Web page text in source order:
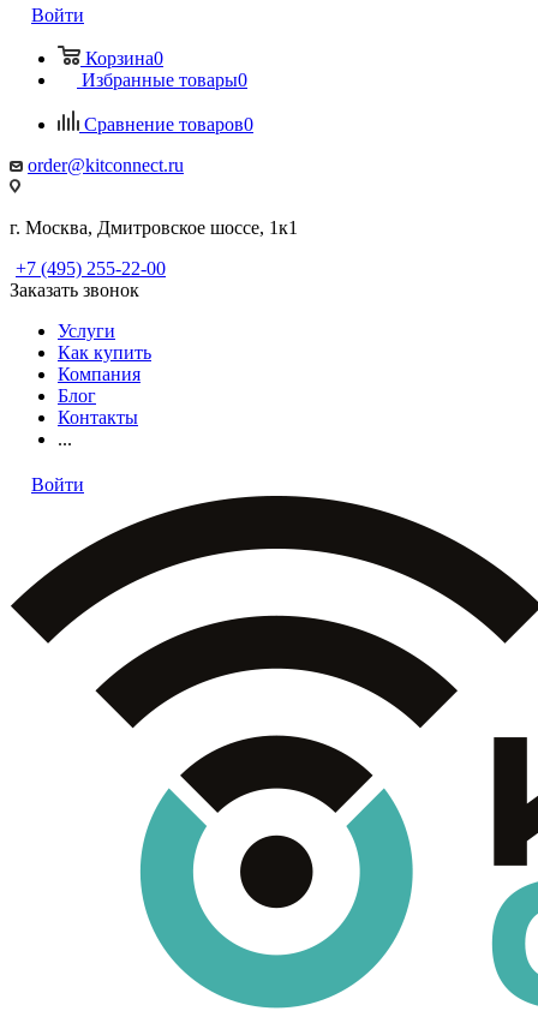
Войти
Корзина0
Избранные товары0
Сравнение товаров0
order@kitconnect.ru
г. Москва, Дмитровское шоссе, 1к1
+7 (495) 255-22-00
Заказать звонок
Услуги
Как купить
Компания
Блог
Контакты
...
Войти